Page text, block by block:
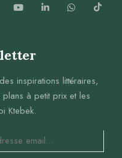
inspirations littéraires,
à petit prix et les
Ktebek.